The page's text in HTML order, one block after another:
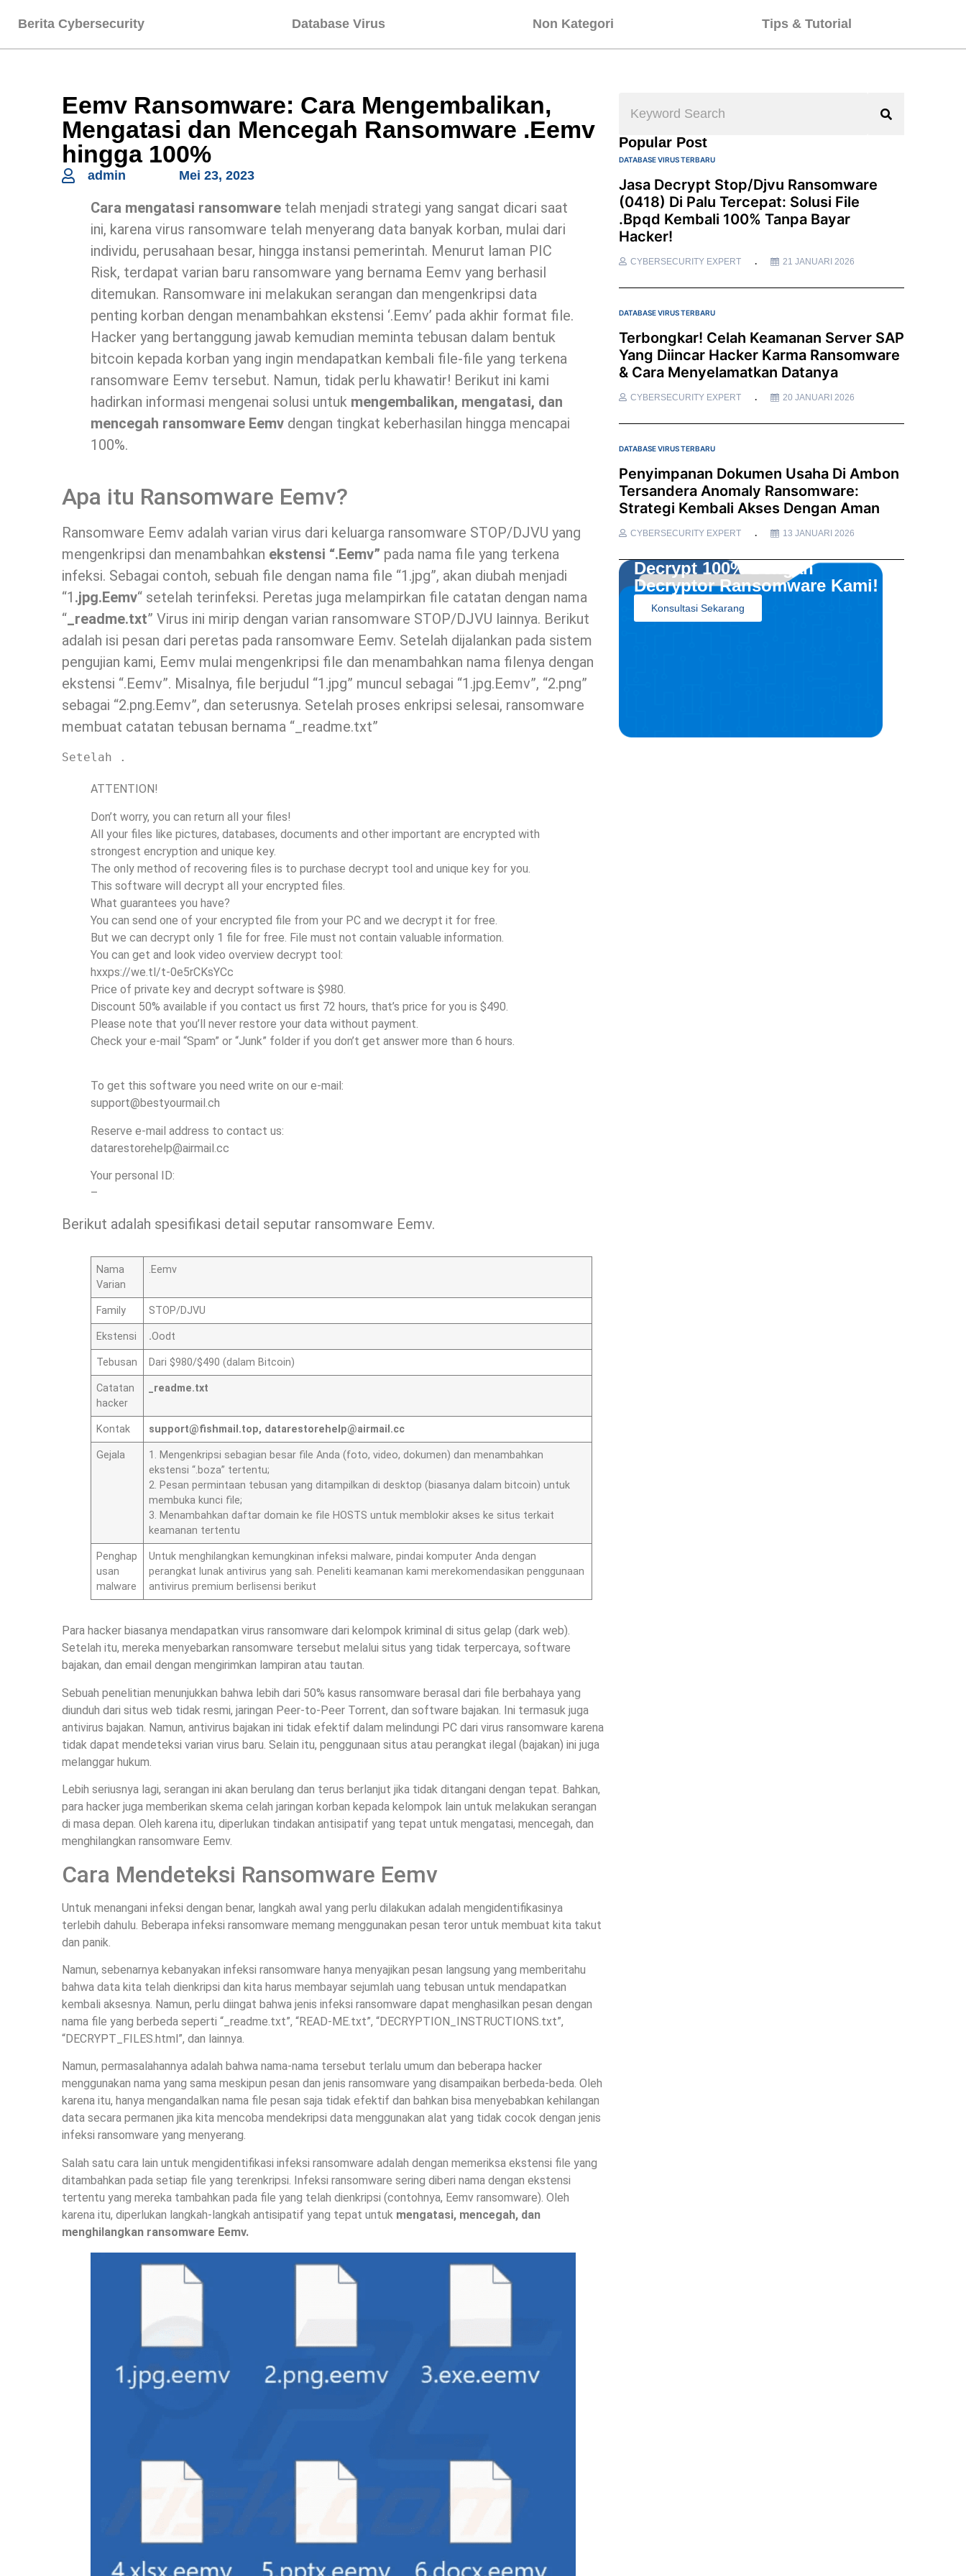
Berita Cybersecurity Database Virus Non Kategori Tips & Tutorial
Eemv Ransomware: Cara Mengembalikan,
Mengatasi dan Mencegah Ransomware .Eemv
hingga 100%
admin Mei 23, 2023
Cara mengatasi ransomware telah menjadi strategi yang sangat dicari saat
ini, karena virus ransomware telah menyerang data banyak korban, mulai dari
individu, perusahaan besar, hingga instansi pemerintah. Menurut laman PIC
Risk, terdapat varian baru ransomware yang bernama Eemv yang berhasil
ditemukan. Ransomware ini melakukan serangan dan mengenkripsi data
penting korban dengan menambahkan ekstensi ‘.Eemv’ pada akhir format file.
Hacker yang bertanggung jawab kemudian meminta tebusan dalam bentuk
bitcoin kepada korban yang ingin mendapatkan kembali file-file yang terkena
ransomware Eemv tersebut. Namun, tidak perlu khawatir! Berikut ini kami
hadirkan informasi mengenai solusi untuk mengembalikan, mengatasi, dan
mencegah ransomware Eemv dengan tingkat keberhasilan hingga mencapai
100%.
Apa itu Ransomware Eemv?
Ransomware Eemv adalah varian virus dari keluarga ransomware STOP/DJVU yang
mengenkripsi dan menambahkan ekstensi “.Eemv” pada nama file yang terkena
infeksi. Sebagai contoh, sebuah file dengan nama file “1.jpg”, akan diubah menjadi
“1 .jpg.Eemv“ setelah terinfeksi. Peretas juga melampirkan file catatan dengan nama
“_readme.txt” Virus ini mirip dengan varian ransomware STOP/DJVU lainnya. Berikut
adalah isi pesan dari peretas pada ransomware Eemv. Setelah dijalankan pada sistem
pengujian kami, Eemv mulai mengenkripsi file dan menambahkan nama filenya dengan
ekstensi “.Eemv”. Misalnya, file berjudul “1.jpg” muncul sebagai “1.jpg.Eemv”, “2.png”
sebagai “2.png.Eemv”, dan seterusnya. Setelah proses enkripsi selesai, ransomware
membuat catatan tebusan bernama “_readme.txt”
Setelah .
ATTENTION!
Don’t worry, you can return all your files!
All your files like pictures, databases, documents and other important are encrypted with
strongest encryption and unique key.
The only method of recovering files is to purchase decrypt tool and unique key for you.
This software will decrypt all your encrypted files.
What guarantees you have?
You can send one of your encrypted file from your PC and we decrypt it for free.
But we can decrypt only 1 file for free. File must not contain valuable information.
You can get and look video overview decrypt tool:
hxxps://we.tl/t-0e5rCKsYCc
Price of private key and decrypt software is $980.
Discount 50% available if you contact us first 72 hours, that’s price for you is $490.
Please note that you’ll never restore your data without payment.
Check your e-mail “Spam” or “Junk” folder if you don’t get answer more than 6 hours.
To get this software you need write on our e-mail:
support@bestyourmail.ch
Reserve e-mail address to contact us:
datarestorehelp@airmail.cc
Your personal ID:
–
Berikut adalah spesifikasi detail seputar ransomware Eemv.
Nama
Varian
.Eemv
Family STOP/DJVU
Ekstensi .Oodt
Tebusan Dari $980/$490 (dalam Bitcoin)
Catatan
hacker
_readme.txt
Kontak support@fishmail.top, datarestorehelp@airmail.cc
Gejala
1. Mengenkripsi sebagian besar file Anda (foto, video, dokumen) dan menambahkan
ekstensi “.boza” tertentu;
2. Pesan permintaan tebusan yang ditampilkan di desktop (biasanya dalam bitcoin) untuk
membuka kunci file;
3. Menambahkan daftar domain ke file HOSTS untuk memblokir akses ke situs terkait
keamanan tertentu
Penghap
usan
malware
Untuk menghilangkan kemungkinan infeksi malware, pindai komputer Anda dengan
perangkat lunak antivirus yang sah. Peneliti keamanan kami merekomendasikan penggunaan
antivirus premium berlisensi berikut
Para hacker biasanya mendapatkan virus ransomware dari kelompok kriminal di situs gelap (dark web).
Setelah itu, mereka menyebarkan ransomware tersebut melalui situs yang tidak terpercaya, software
bajakan, dan email dengan mengirimkan lampiran atau tautan.
Sebuah penelitian menunjukkan bahwa lebih dari 50% kasus ransomware berasal dari file berbahaya yang
diunduh dari situs web tidak resmi, jaringan Peer-to-Peer Torrent, dan software bajakan. Ini termasuk juga
antivirus bajakan. Namun, antivirus bajakan ini tidak efektif dalam melindungi PC dari virus ransomware karena
tidak dapat mendeteksi varian virus baru. Selain itu, penggunaan situs atau perangkat ilegal (bajakan) ini juga
melanggar hukum.
Lebih seriusnya lagi, serangan ini akan berulang dan terus berlanjut jika tidak ditangani dengan tepat. Bahkan,
para hacker juga memberikan skema celah jaringan korban kepada kelompok lain untuk melakukan serangan
di masa depan. Oleh karena itu, diperlukan tindakan antisipatif yang tepat untuk mengatasi, mencegah, dan
menghilangkan ransomware Eemv.
Cara Mendeteksi Ransomware Eemv
Untuk menangani infeksi dengan benar, langkah awal yang perlu dilakukan adalah mengidentifikasinya
terlebih dahulu. Beberapa infeksi ransomware memang menggunakan pesan teror untuk membuat kita takut
dan panik.
Namun, sebenarnya kebanyakan infeksi ransomware hanya menyajikan pesan langsung yang memberitahu
bahwa data kita telah dienkripsi dan kita harus membayar sejumlah uang tebusan untuk mendapatkan
kembali aksesnya. Namun, perlu diingat bahwa jenis infeksi ransomware dapat menghasilkan pesan dengan
nama file yang berbeda seperti “_readme.txt”, “READ-ME.txt”, “DECRYPTION_INSTRUCTIONS.txt”,
“DECRYPT_FILES.html”, dan lainnya.
Namun, permasalahannya adalah bahwa nama-nama tersebut terlalu umum dan beberapa hacker
menggunakan nama yang sama meskipun pesan dan jenis ransomware yang disampaikan berbeda-beda. Oleh
karena itu, hanya mengandalkan nama file pesan saja tidak efektif dan bahkan bisa menyebabkan kehilangan
data secara permanen jika kita mencoba mendekripsi data menggunakan alat yang tidak cocok dengan jenis
infeksi ransomware yang menyerang.
Salah satu cara lain untuk mengidentifikasi infeksi ransomware adalah dengan memeriksa ekstensi file yang
ditambahkan pada setiap file yang terenkripsi. Infeksi ransomware sering diberi nama dengan ekstensi
tertentu yang mereka tambahkan pada file yang telah dienkripsi (contohnya, Eemv ransomware). Oleh
karena itu, diperlukan langkah-langkah antisipatif yang tepat untuk mengatasi, mencegah, dan
menghilangkan ransomware Eemv.
Popular Post
DATABASE VIRUS TERBARU
Jasa Decrypt Stop/Djvu Ransomware
(0418) Di Palu Tercepat: Solusi File
.bpqd Kembali 100% Tanpa Bayar
Hacker!
CYBERSECURITY EXPERT 21 JANUARI 2026
DATABASE VIRUS TERBARU
Terbongkar! Celah Keamanan Server SAP
Yang Diincar Hacker Karma Ransomware
& Cara Menyelamatkan Datanya
CYBERSECURITY EXPERT 20 JANUARI 2026
DATABASE VIRUS TERBARU
Penyimpanan Dokumen Usaha Di Ambon
Tersandera Anomaly Ransomware:
Strategi Kembali Akses Dengan Aman
CYBERSECURITY EXPERT 13 JANUARI 2026
Decrypt 100% Dengan
Decryptor Ransomware Kami!
Konsultasi Sekarang